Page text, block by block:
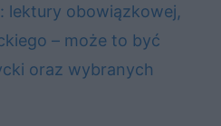
lektury obowiązkowej,
– może to być
oraz wybranych